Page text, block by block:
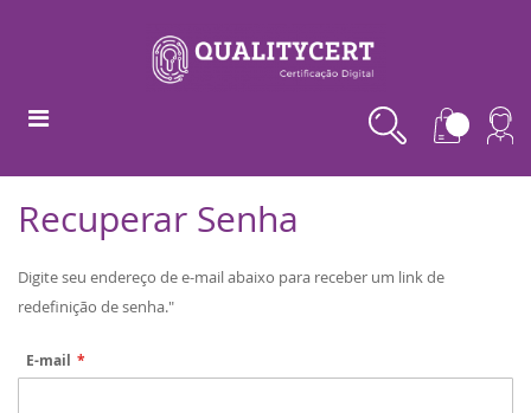
Recuperar Senha
Digite seu endereço de e-mail abaixo para receber um link de
redefinição de senha."
E-mail